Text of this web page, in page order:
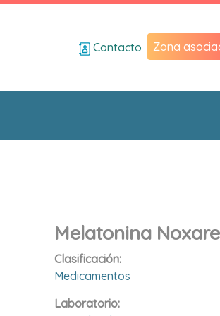
Contacto Zona
Melatonina
Clasificación:
Medicamentos
Laboratorio: